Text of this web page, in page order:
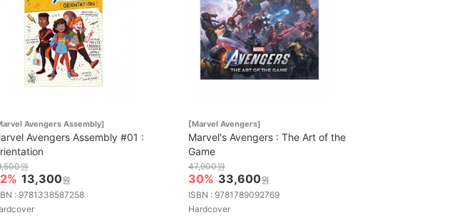
Avengers Assembly]
Avengers Assembly #01 :
원
13,300원
: 9781338587258
[Marvel Avengers]
Marvel's Avengers : The Art of the
Game
47,900원
30% 33,600원
ISBN : 9781789092769
Hardcover